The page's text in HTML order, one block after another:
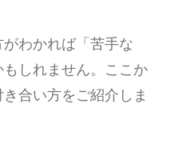
わかれば「苦手な
しれません。ここか
合い方をご紹介しま